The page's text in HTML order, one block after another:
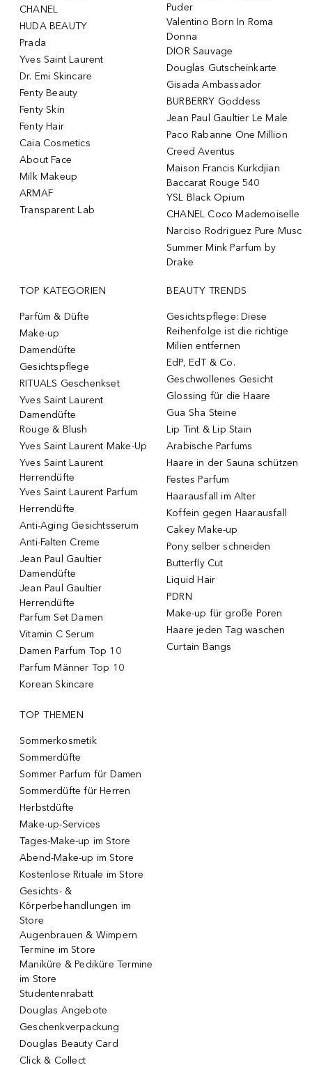
CHANEL
HUDA BEAUTY
Prada
Yves Saint Laurent
Dr. Emi Skincare
Fenty Beauty
Fenty Skin
Fenty Hair
Caia Cosmetics
About Face
Milk Makeup
ARMAF
Transparent Lab
Puder
Valentino Born In Roma
Donna
DIOR Sauvage
Douglas Gutscheinkarte
Gisada Ambassador
BURBERRY Goddess
Jean Paul Gaultier Le Male
Paco Rabanne One Million
Creed Aventus
Maison Francis Kurkdjian
Baccarat Rouge 540
YSL Black Opium
CHANEL Coco Mademoiselle
Narciso Rodriguez Pure Musc
Summer Mink Parfum by
Drake
TOP KATEGORIEN
Parfüm & Düfte
Make-up
Damendüfte
Gesichtspflege
RITUALS Geschenkset
Yves Saint Laurent
Damendüfte
Rouge & Blush
Yves Saint Laurent Make-Up
Yves Saint Laurent
Herrendüfte
Yves Saint Laurent Parfum
Herrendüfte
Anti-Aging Gesichtsserum
Anti-Falten Creme
Jean Paul Gaultier
Damendüfte
Jean Paul Gaultier
Herrendüfte
Parfum Set Damen
Vitamin C Serum
Damen Parfum Top 10
Parfum Männer Top 10
Korean Skincare
BEAUTY TRENDS
Gesichtspflege: Diese
Reihenfolge ist die richtige
Milien entfernen
EdP, EdT & Co.
Geschwollenes Gesicht
Glossing für die Haare
Gua Sha Steine
Lip Tint & Lip Stain
Arabische Parfums
Haare in der Sauna schützen
Festes Parfum
Haarausfall im Alter
Koffein gegen Haarausfall
Cakey Make-up
Pony selber schneiden
Butterfly Cut
Liquid Hair
PDRN
Make-up für große Poren
Haare jeden Tag waschen
Curtain Bangs
TOP THEMEN
Sommerkosmetik
Sommerdüfte
Sommer Parfum für Damen
Sommerdüfte für Herren
Herbstdüfte
Make-up-Services
Tages-Make-up im Store
Abend-Make-up im Store
Kostenlose Rituale im Store
Gesichts- &
Körperbehandlungen im
Store
Augenbrauen & Wimpern
Termine im Store
Maniküre & Pediküre Termine
im Store
Studentenrabatt
Douglas Angebote
Geschenkverpackung
Douglas Beauty Card
Click & Collect